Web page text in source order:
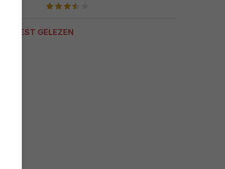
MEEST GELEZEN